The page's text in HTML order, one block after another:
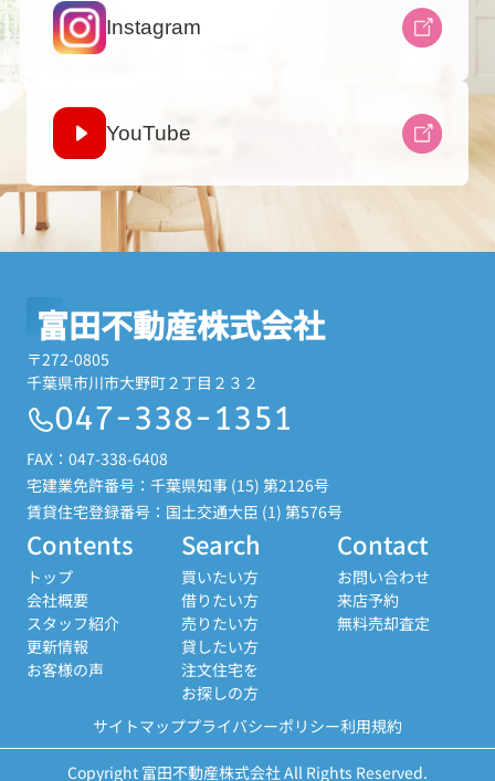
Instagram
YouTube
富田不動産株式会社
〒272-0805
千葉県市川市大野町２丁目２３２
047-338-1351
FAX：047-338-6408
宅建業免許番号：千葉県知事 (15) 第2126号
賃貸住宅登録番号：国土交通大臣 (1) 第576号
Contents
トップ
会社概要
スタッフ紹介
更新情報
お客様の声
Search
買いたい方
借りたい方
売りたい方
貸したい方
注文住宅を
お探しの方
Contact
お問い合わせ
来店予約
無料売却査定
サイトマッププライバシーポリシー利用規約
Copyright 富田不動産株式会社 All Rights Reserved.